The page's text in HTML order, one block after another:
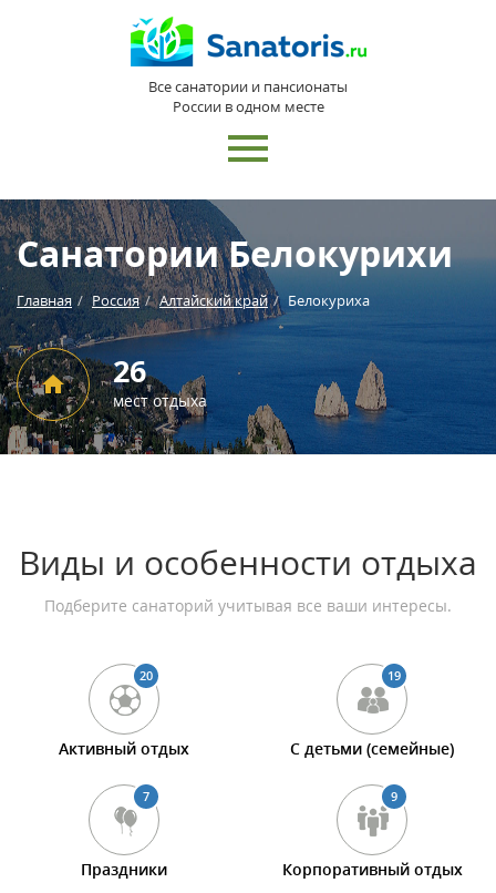
Все санатории и пансионаты
России в одном месте
Санатории Белокурихи
Главная Россия Алтайский край Белокуриха
26
мест отдыха
Виды и особенности отдыха
Подберите санаторий учитывая все ваши интересы.
20
Активный отдых
19
С детьми (семейные)
7
Праздники
9
Корпоративный отдых